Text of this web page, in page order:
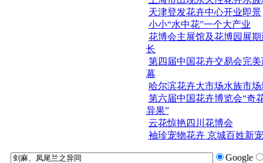
天津登发花卉中心开业即景
小小“水中花”一个大产业
花博会主展馆及花博园展期
长
第四届中国花卉交易会完美
幕
哈尔滨花卉大市场水族市场
第六届中国花卉博览会“奇
异果”
云花惊艳四川花博会
袖珍宠物花卉 京城百姓新宠
Google